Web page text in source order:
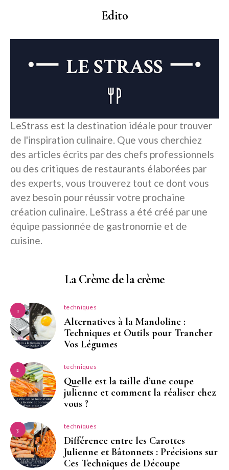
Edito
LeStrass est la destination idéale pour trouver
de l'inspiration culinaire. Que vous cherchiez
des articles écrits par des chefs professionnels
ou des critiques de restaurants élaborées par
des experts, vous trouverez tout ce dont vous
avez besoin pour réussir votre prochaine
création culinaire. LeStrass a été créé par une
équipe passionnée de gastronomie et de
cuisine.
La Crème de la crème
1 techniques
Alternatives à la Mandoline :
Techniques et Outils pour Trancher
Vos Légumes
2 techniques
Quelle est la taille d’une coupe
julienne et comment la réaliser chez
vous ?
3 techniques
Différence entre les Carottes
Julienne et Bâtonnets : Précisions sur
Ces Techniques de Découpe